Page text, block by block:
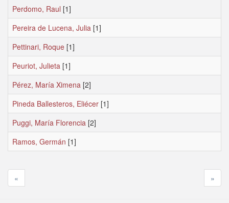
Perdomo, Raul [1]
Pereira de Lucena, Julia [1]
Pettinari, Roque [1]
Peuriot, Julieta [1]
Pérez, María Ximena [2]
Pineda Ballesteros, Eliécer [1]
Puggi, María Florencia [2]
Ramos, Germán [1]
« »